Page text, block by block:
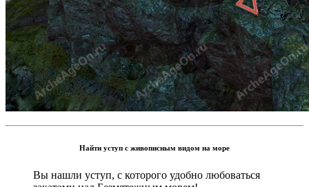
Найти уступ с живописным видом на море
Вы нашли уступ, с которого удобно любоваться